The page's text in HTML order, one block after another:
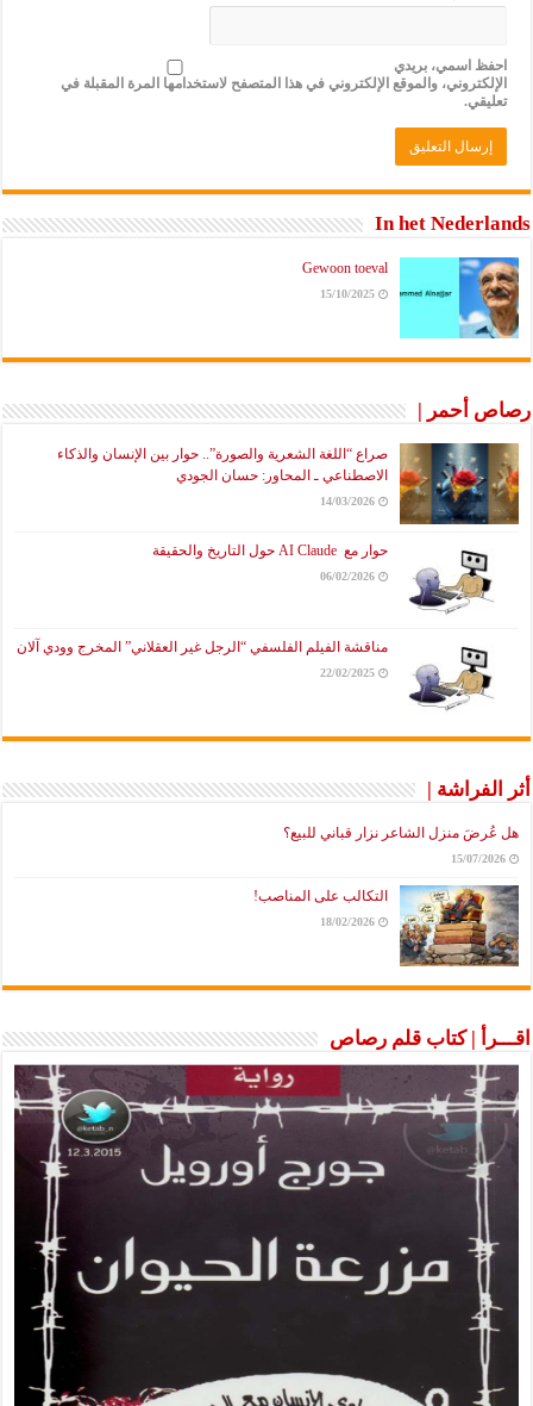
احفظ اسمي، بريدي
الإلكتروني، والموقع الإلكتروني في هذا المتصفح لاستخدامها المرة المقبلة في
تعليقي.
In het Nederlands
Gewoon toeval
15/10/2025
رصاص أحمر |
صراع “اللغة الشعرية والصورة”.. حوار بين الإنسان والذكاء
الاصطناعي ـ المحاور: حسان الجودي
14/03/2026
حوار مع AI Claude حول التاريخ والحقيقة
06/02/2026
مناقشة الفيلم الفلسفي “الرجل غير العقلاني” المخرج وودي آلان
22/02/2025
أثر الفراشة |
هل عُرضَ منزل الشاعر نزار قباني للبيع؟
15/07/2026
التكالب على المناصب!
18/02/2026
اقـــرأ | كتاب قلم رصاص